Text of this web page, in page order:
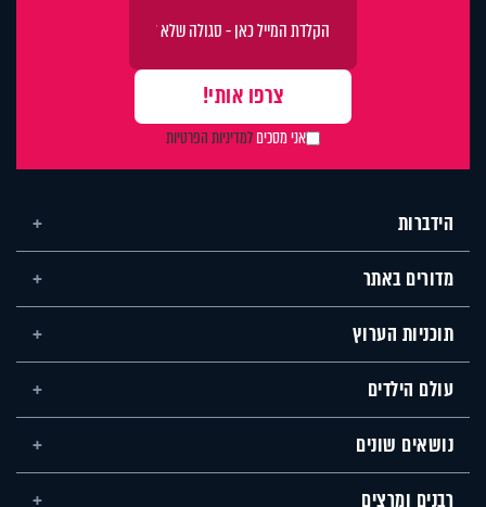
אני מסכיםלמדיניות הפרטיות
הידברות
מדורים באתר
תוכניות הערוץ
עולם הילדים
נושאים שונים
רבנים ומרצים